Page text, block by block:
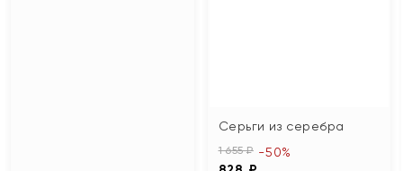
Серьги из серебра
1 655 ₽ -50%